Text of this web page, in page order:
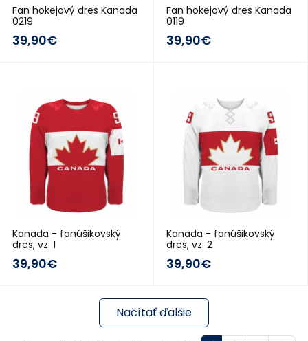
Fan hokejový dres Kanada
0219
39,90€
Fan hokejový dres Kanada
0119
39,90€
Kanada - fanúšikovský
dres, vz. 1
39,90€
Kanada - fanúšikovský
dres, vz. 2
39,90€
Načítať ďalšie